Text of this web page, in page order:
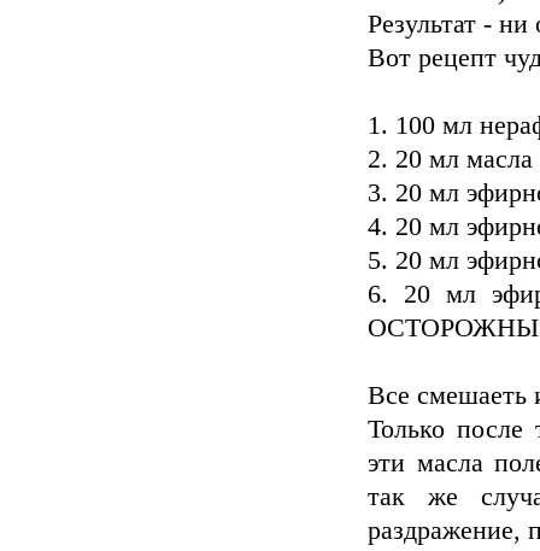
Результат -
Вот рецепт
1. 100 мл
2. 20 мл масла
3. 20 мл
4. 20 мл
5. 20 мл
6. 20 мл
Все смешаеть
Только
эти масла
так же
раздражение,